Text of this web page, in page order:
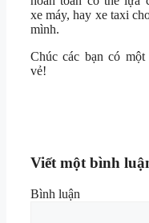
xe máy, hay xe taxi
mình.
Chúc các bạn có
vẻ!
Viết một bình
Bình luận